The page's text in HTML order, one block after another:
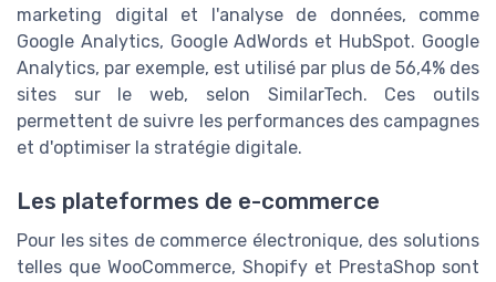
marketing digital et l'analyse de données, comme
Google Analytics, Google AdWords et HubSpot. Google
Analytics, par exemple, est utilisé par plus de 56,4% des
sites sur le web, selon SimilarTech. Ces outils
permettent de suivre les performances des campagnes
et d'optimiser la stratégie digitale.
Les plateformes de e-commerce
Pour les sites de commerce électronique, des solutions
telles que WooCommerce, Shopify et PrestaShop sont